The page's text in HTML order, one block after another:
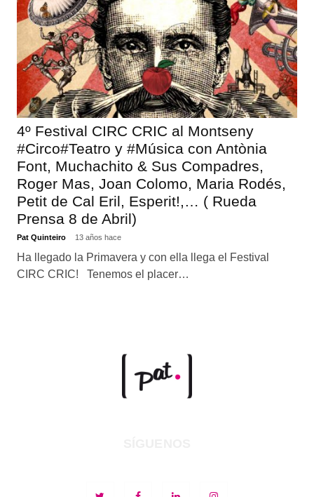
4º Festival CIRC CRIC al Montseny
#Circo#Teatro y #Música con Antònia
Font, Muchachito & Sus Compadres,
Roger Mas, Joan Colomo, Maria Rodés,
Petit de Cal Eril, Esperit!,… ( Rueda
Prensa 8 de Abril)
Pat Quinteiro 13 años hace
Ha llegado la Primavera y con ella llega el Festival
CIRC CRIC! Tenemos el placer…